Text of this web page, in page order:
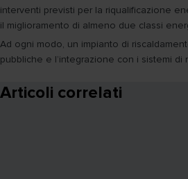
interventi previsti per la riqualificazione
il miglioramento di almeno due classi
Ad ogni modo, un impianto di
pubbliche e l’integrazione con i sistemi
Articoli correlati